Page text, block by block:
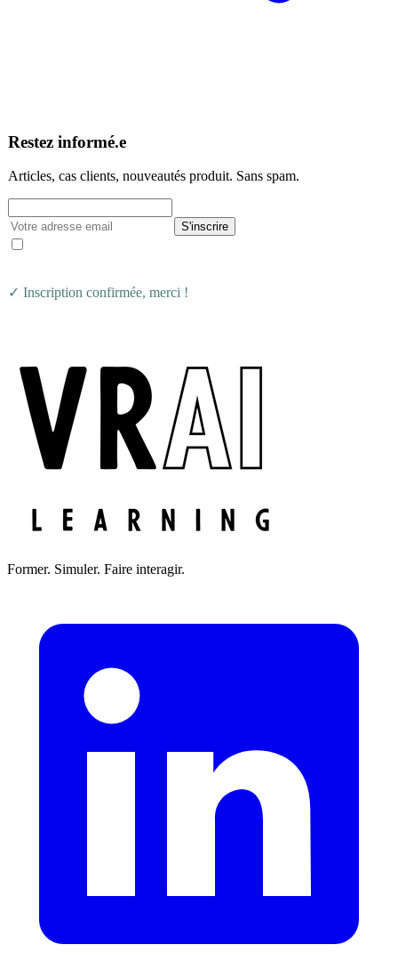
Restez informé.e
Articles, cas clients, nouveautés produit. Sans spam.
S'inscrire
✓ Inscription confirmée, merci !
Former. Simuler. Faire interagir.